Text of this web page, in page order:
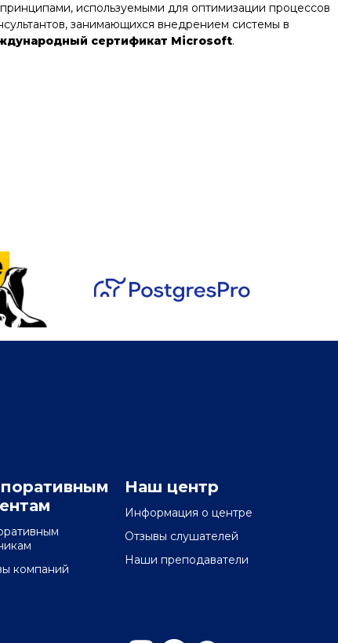
используемыми для оптимизации процессов
занимающихся внедрением системы в
сертификат Microsoft.
компаний
Наш центр
Информация о центре
Отзывы слушателей
Наши преподаватели